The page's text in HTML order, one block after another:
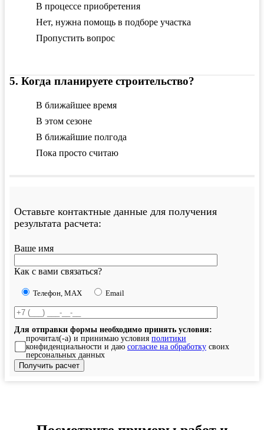
В процессе приобретения
Нет, нужна помощь в подборе участка
Пропустить вопрос
5. Когда планируете строительство?
В ближайшее время
В этом сезоне
В ближайшие полгода
Пока просто считаю
Оставьте контактные данные для получения
результата расчета:
Ваше имя
Как с вами связаться?
Телефон, MAX Email
Для отправки формы необходимо принять условия:
прочитал(-а) и принимаю условия политики
конфиденциальности и даю согласие на обработку своих
персональных данных